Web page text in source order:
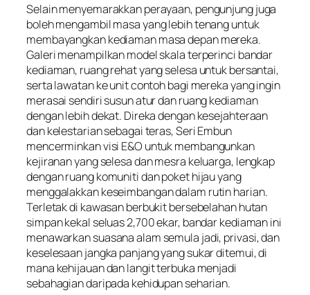
Selain menyemarakkan perayaan, pengunjung juga
boleh mengambil masa yang lebih tenang untuk
membayangkan kediaman masa depan mereka.
Galeri menampilkan model skala terperinci bandar
kediaman, ruang rehat yang selesa untuk bersantai,
serta lawatan ke unit contoh bagi mereka yang ingin
merasai sendiri susun atur dan ruang kediaman
dengan lebih dekat. Direka dengan kesejahteraan
dan kelestarian sebagai teras, Seri Embun
mencerminkan visi E&O untuk membangunkan
kejiranan yang selesa dan mesra keluarga, lengkap
dengan ruang komuniti dan poket hijau yang
menggalakkan keseimbangan dalam rutin harian.
Terletak di kawasan berbukit bersebelahan hutan
simpan kekal seluas 2,700 ekar, bandar kediaman ini
menawarkan suasana alam semula jadi, privasi, dan
keselesaan jangka panjang yang sukar ditemui, di
mana kehijauan dan langit terbuka menjadi
sebahagian daripada kehidupan seharian.